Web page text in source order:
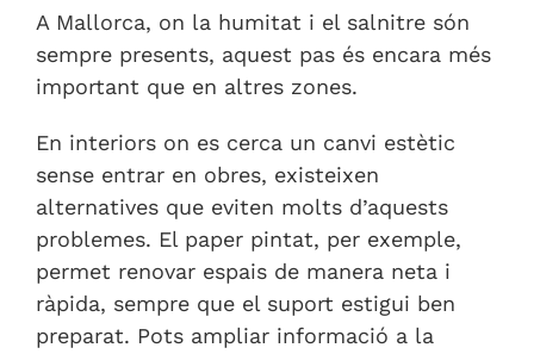
A Mallorca, on la humitat i el salnitre són
sempre presents, aquest pas és encara més
important que en altres zones.
En interiors on es cerca un canvi estètic
sense entrar en obres, existeixen
alternatives que eviten molts d’aquests
problemes. El paper pintat, per exemple,
permet renovar espais de manera neta i
ràpida, sempre que el suport estigui ben
preparat. Pots ampliar informació a la